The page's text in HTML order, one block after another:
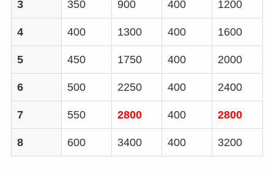
3 350 900 400 1200
4 400 1300 400 1600
5 450 1750 400 2000
6 500 2250 400 2400
7 550 2800 400 2800
8 600 3400 400 3200